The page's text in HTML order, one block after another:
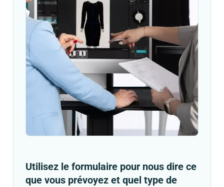
Utilisez le formulaire pour nous dire ce
que vous prévoyez et quel type de